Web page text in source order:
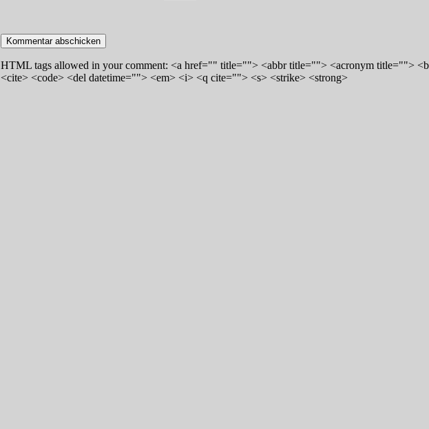
HTML tags allowed in your comment: <a href="" title=""> <abbr title=""> <acronym title="">
<cite> <code> <del datetime=""> <em> <i> <q cite=""> <s> <strike> <strong>